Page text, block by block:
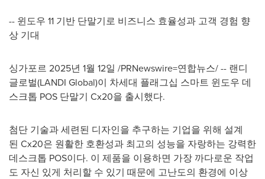
-- 윈도우 11 기반 단말기로 비즈니스 효율성과 고객 경험 향
상 기대
싱가포르 2025년 1월 12일 /PRNewswire=연합뉴스/ -- 랜디
글로벌(LANDI Global)이 차세대 플래그십 스마트 윈도우 데
스크톱 POS 단말기 Cx20을 출시했다.
첨단 기술과 세련된 디자인을 추구하는 기업을 위해 설계
된 Cx20은 원활한 호환성과 최고의 성능을 자랑하는 강력한
데스크톱 POS이다. 이 제품을 이용하면 가장 까다로운 작업
도 자신 있게 처리할 수 있기 때문에 고난도의 환경에 이상